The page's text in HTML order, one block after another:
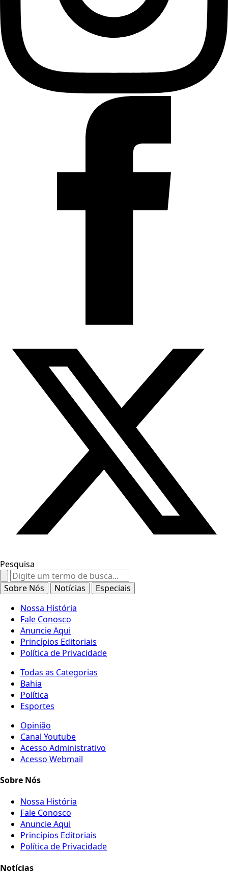
Pesquisa
Search
for:
Sobre Nós Notícias
Especiais
Nossa História
Fale Conosco
Anuncie Aqui
Princípios Editoriais
Política de Privacidade
Todas as Categorias
Bahia
Política
Esportes
Opinião
Canal Youtube
Acesso Administrativo
Acesso Webmail
Sobre Nós
Nossa História
Fale Conosco
Anuncie Aqui
Princípios Editoriais
Política de Privacidade
Notícias